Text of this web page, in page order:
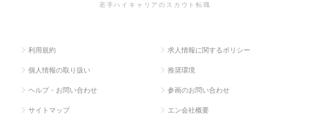
若手ハイキャリアのスカウト転職
利用規約 求人情報に関するポリシー
個人情報の取り扱い 推奨環境
ヘルプ・お問い合わせ 参画のお問い合わせ
サイトマップ エン会社概要